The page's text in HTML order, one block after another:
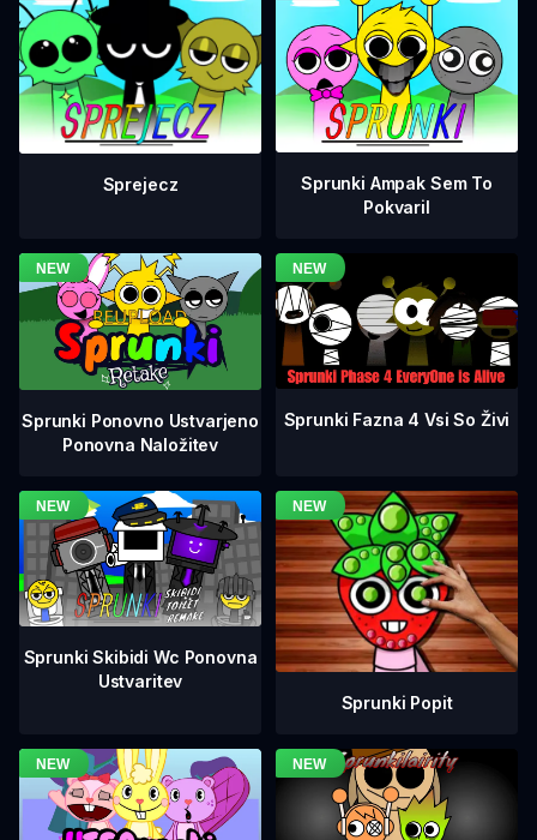
Sprejecz
Sprunki Ampak Sem To
Pokvaril
Sprunki Ponovno Ustvarjeno
Ponovna Naložitev
Sprunki Fazna 4 Vsi So Živi
Sprunki Skibidi Wc Ponovna
Ustvaritev
Sprunki Popit